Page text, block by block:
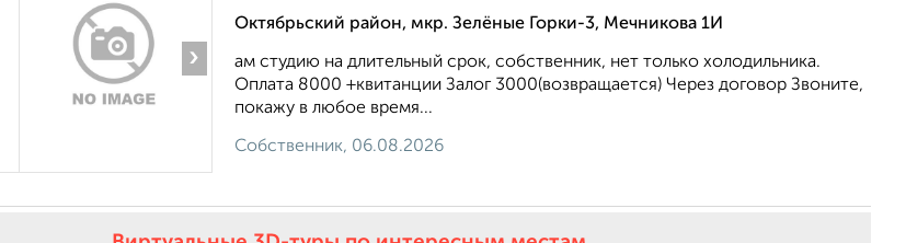
›
Октябрьский район, мкр. Зелёные Горки-3, Мечникова 1И
ам студию на длительный срок, собственник, нет только холодильника.
Оплата 8000 +квитанции Залог 3000(возвращается) Через договор Звоните,
покажу в любое время...
Собственник, 06.08.2026